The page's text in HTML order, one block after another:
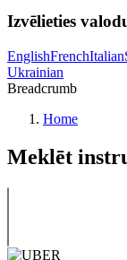
Izvēlieties
EnglishFrenchItalian
Ukrainian
Breadcrumb
Home
Meklēt